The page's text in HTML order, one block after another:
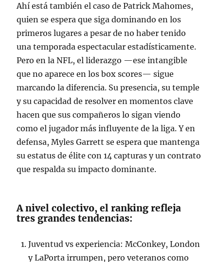
Ahí está también el caso de Patrick Mahomes,
quien se espera que siga dominando en los
primeros lugares a pesar de no haber tenido
una temporada espectacular estadísticamente.
Pero en la NFL, el liderazgo —ese intangible
que no aparece en los box scores— sigue
marcando la diferencia. Su presencia, su temple
y su capacidad de resolver en momentos clave
hacen que sus compañeros lo sigan viendo
como el jugador más influyente de la liga. Y en
defensa, Myles Garrett se espera que mantenga
su estatus de élite con 14 capturas y un contrato
que respalda su impacto dominante.
A nivel colectivo, el ranking refleja
tres grandes tendencias:
Juventud vs experiencia: McConkey, London
y LaPorta irrumpen, pero veteranos como